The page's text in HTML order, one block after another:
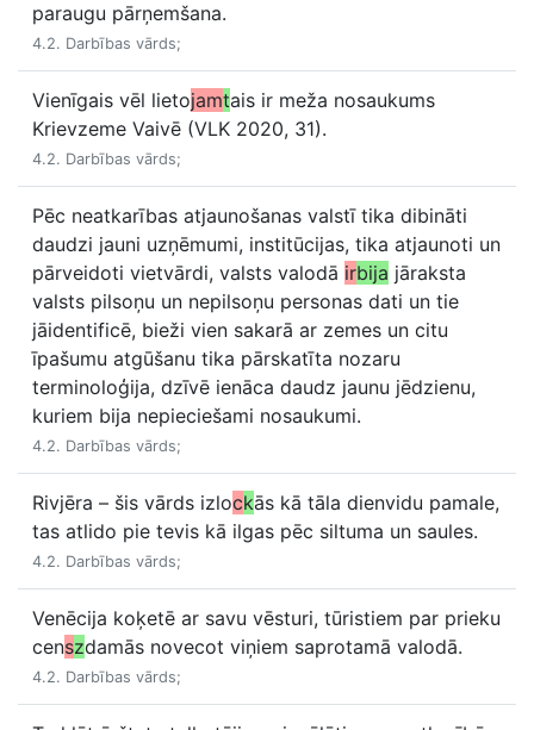
paraugu pārņemšana.
4.2. Darbības vārds;
Vienīgais vēl lietojamtais ir meža nosaukums
Krievzeme Vaivē (VLK 2020, 31).
4.2. Darbības vārds;
Pēc neatkarības atjaunošanas valstī tika dibināti
daudzi jauni uzņēmumi, institūcijas, tika atjaunoti un
pārveidoti vietvārdi, valsts valodā irbija jāraksta
valsts pilsoņu un nepilsoņu personas dati un tie
jāidentificē, bieži vien sakarā ar zemes un citu
īpašumu atgūšanu tika pārskatīta nozaru
terminoloģija, dzīvē ienāca daudz jaunu jēdzienu,
kuriem bija nepieciešami nosaukumi.
4.2. Darbības vārds;
Rivjēra – šis vārds izlockās kā tāla dienvidu pamale,
tas atlido pie tevis kā ilgas pēc siltuma un saules.
4.2. Darbības vārds;
Venēcija koķetē ar savu vēsturi, tūristiem par prieku
censzdamās novecot viņiem saprotamā valodā.
4.2. Darbības vārds;